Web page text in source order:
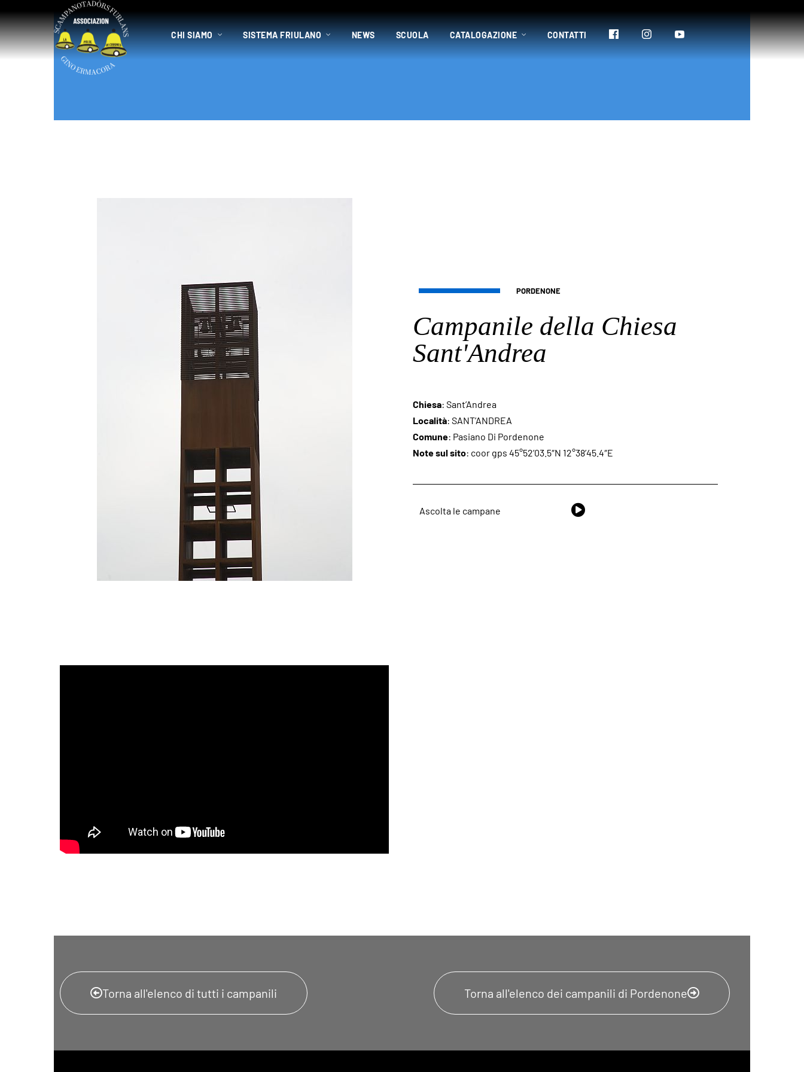
CHI SIAMO SISTEMA FRIULANO NEWS SCUOLA CATALOGAZIONE CONTATTI
PORDENONE
Campanile della Chiesa
Sant'Andrea
Chiesa: Sant’Andrea
Località: SANT’ANDREA
Comune: Pasiano Di Pordenone
Note sul sito: coor gps 45°52’03.5″N 12°38’45.4″E
Ascolta le campane
Torna all'elenco di tutti i campanili Torna all'elenco dei campanili di Pordenone